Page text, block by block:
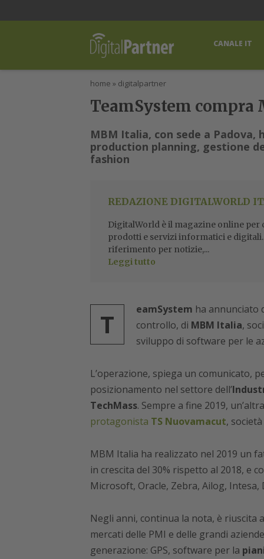
CANALE IT
home » digitalpartner
TeamSystem compra
MBM Italia, con sede a
production planning, gestione
fashion
REDAZIONE DIGITALWORLD
DigitalWorld è il magazine online per
prodotti e servizi informatici e
riferimento per notizie,...
Leggi tutto
T eamSystem ha annunciato
controllo, di MBM Italia,
sviluppo di software per le
L’operazione, spiega un comunicato,
posizionamento nel settore dell’
TechMass. Sempre a fine 2019,
protagonista TS Nuovamacut,
MBM Italia ha realizzato nel 2019 un
in crescita del 30% rispetto al 2018, e
Microsoft, Oracle, Zebra, Ailog,
Negli anni, continua la nota, è
mercati delle PMI e delle grandi
generazione: GPS, software per la